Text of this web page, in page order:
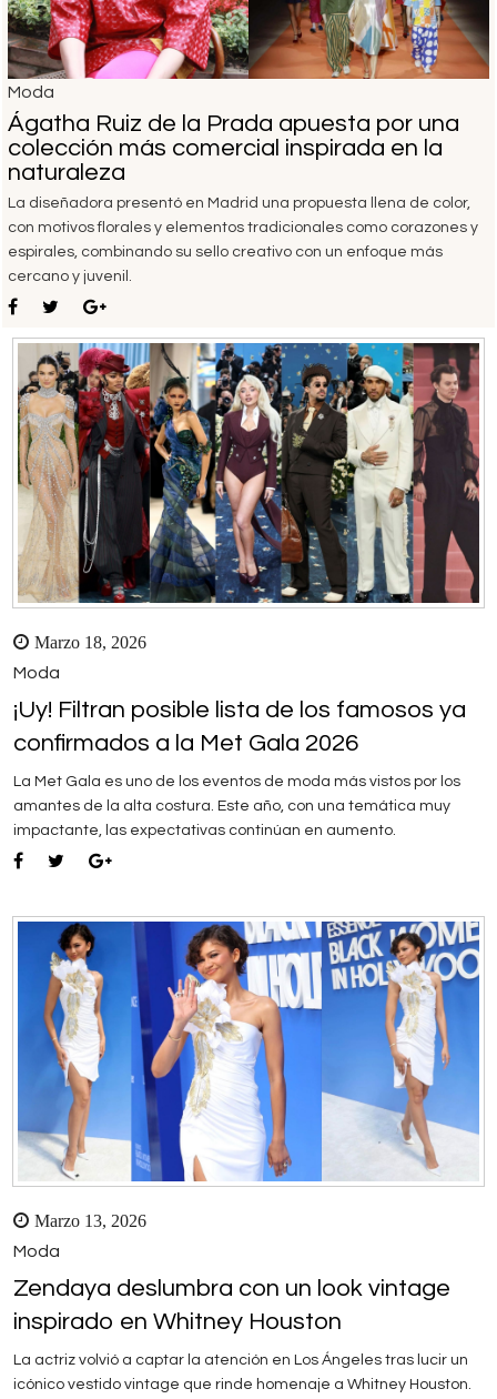
Moda
Ágatha Ruiz de la Prada apuesta por una
colección más comercial inspirada en la
naturaleza
La diseñadora presentó en Madrid una propuesta llena de color,
con motivos florales y elementos tradicionales como corazones y
espirales, combinando su sello creativo con un enfoque más
cercano y juvenil.
Marzo 18, 2026
Moda
¡Uy! Filtran posible lista de los famosos ya
confirmados a la Met Gala 2026
La Met Gala es uno de los eventos de moda más vistos por los
amantes de la alta costura. Este año, con una temática muy
impactante, las expectativas continúan en aumento.
Marzo 13, 2026
Moda
Zendaya deslumbra con un look vintage
inspirado en Whitney Houston
La actriz volvió a captar la atención en Los Ángeles tras lucir un
icónico vestido vintage que rinde homenaje a Whitney Houston.